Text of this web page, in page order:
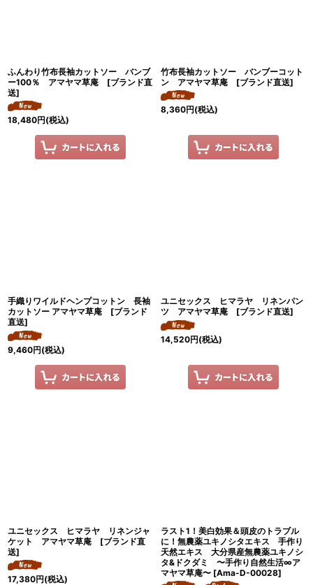
ふんわり竹布長袖カットソー バンブ
ー100％ アマヤマ草庵 [ブランド直
送]
18,480円(税込)
竹布長袖カットソー バンブーコット
ン アマヤマ草庵 [ブランド直送]
8,360円(税込)
手織りワイルドヘンプコットン 長袖
カットソー アマヤマ草庵 [ブランド
直送]
9,460円(税込)
ユニセックス ヒマラヤ リネンパン
ツ アマヤマ草庵 [ブランド直送]
14,520円(税込)
ユニセックス ヒマラヤ リネンジャ
ケット アマヤマ草庵 [ブランド直
送]
17,380円(税込)
ラスト1！美白効果＆頭皮のトラブル
に！無農薬ユキノシタエキス 手作り
天然エキス 大分県産無農薬ユキノシ
タ&ドクダミ 〜手作り自然生活∞ア
マヤマ草庵〜 [Ama-D-00028]